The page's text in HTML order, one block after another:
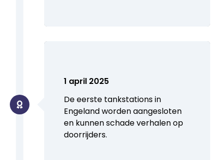
1 april 2025
De eerste tankstations in
Engeland worden aangesloten
en kunnen schade verhalen op
doorrijders.